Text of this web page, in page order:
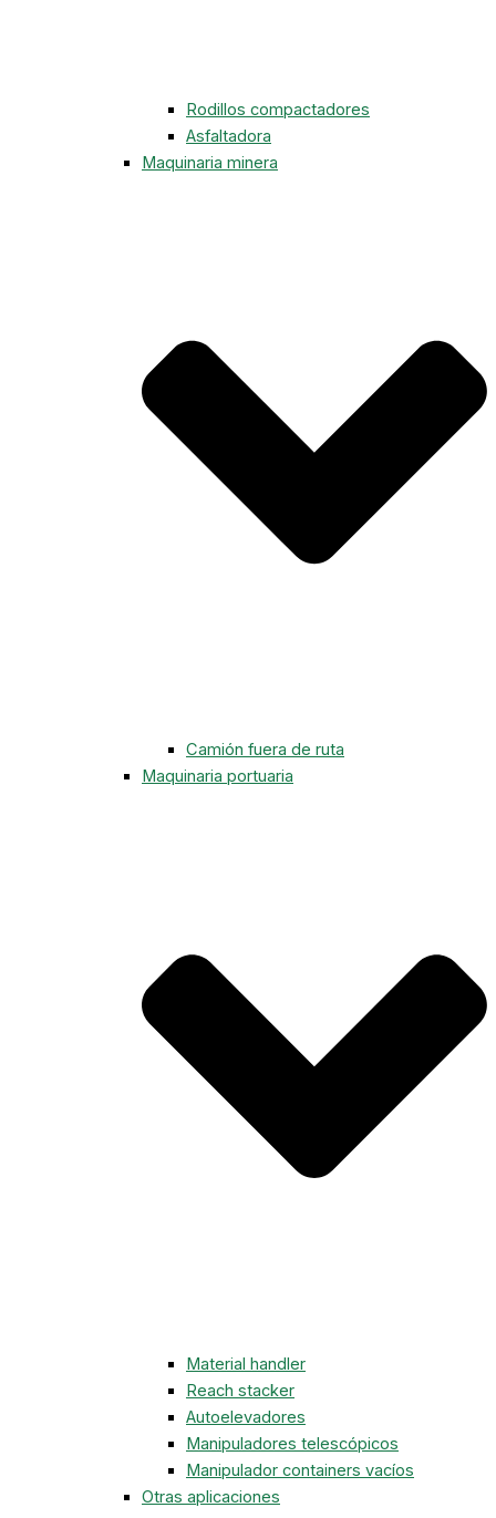
Rodillos compactadores
Asfaltadora
Maquinaria minera
Camión fuera de ruta
Maquinaria portuaria
Material handler
Reach stacker
Autoelevadores
Manipuladores telescópicos
Manipulador containers vacíos
Otras aplicaciones